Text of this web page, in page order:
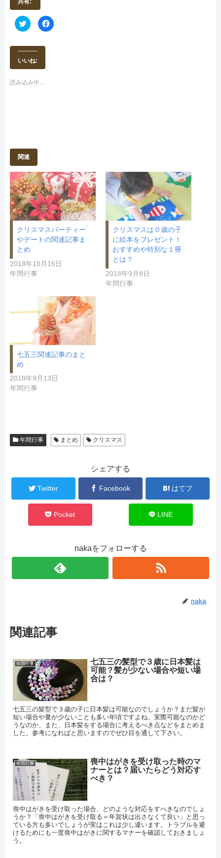
ク
リ
し
て
T
w
i
t
e
ン
ド
ウ
で
開
き
ま
す
)
F
a
(
新
し
い
ウ
ィ
ン
ド
ウ
で
開
き
ま
いいね:
読み込み中…
関連
クリスマスパーティー
やデートの関連記事ま
とめ
2018年10月16日
年間行事
クリスマスは０歳の子
に絵本をプレゼント！
おすすめや特別な１冊
とは？
2018年9月8日
年間行事
七五三関連記事のまと
め
2018年9月13日
年間行事
年間行事 まとめ クリスマス
シェアする
Twitter Facebook はてブ
Pocket LINE
nakaをフォローする
naka
関連記事
年間行事
七五三の髪型で３歳に日本髪は
可能？髪が少ない場合や短い場
合は？
七五三の髪型で３歳の子に日本髪は可能なのでしょうか？まだ髪が
短い場合や量が少ないことも多い年頃ですよね。実際可能なのかど
うなのか、また、日本髪をする場合に考えるべき点などをまとめま
した。参考になればと思いますのでぜひ目を通して下さい。
年間行事
喪中はがきを受け取った時のマ
ナーとは？届いたらどう対応す
べき？
喪中はがきを受け取った場合、どのような対応をすべきなのでしょ
うか？「喪中はがきを受け取る＝年賀状は出さなくて良い」と思っ
ている方も多いでしょうが実はこれは少し違います。トラブルを避
けるためにも一度喪中はがきに関するマナーを確認しておきましょ
う。